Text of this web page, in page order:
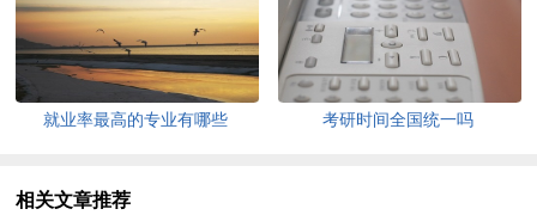
就业率最高的专业有哪些 考研时间全国统一吗
相关文章推荐